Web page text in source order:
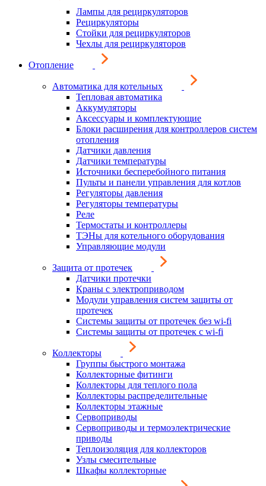
Лампы для рециркуляторов
Рециркуляторы
Стойки для рециркуляторов
Чехлы для рециркуляторов
Отопление
Автоматика для котельных
Тепловая автоматика
Аккумуляторы
Аксессуары и комплектующие
Блоки расширения для контроллеров систем
отопления
Датчики давления
Датчики температуры
Источники бесперебойного питания
Пульты и панели управления для котлов
Регуляторы давления
Регуляторы температуры
Реле
Термостаты и контроллеры
ТЭНы для котельного оборудования
Управляющие модули
Защита от протечек
Датчики протечки
Краны с электроприводом
Модули управления систем защиты от
протечек
Системы защиты от протечек без wi-fi
Системы защиты от протечек с wi-fi
Коллекторы
Группы быстрого монтажа
Коллекторные фитинги
Коллекторы для теплого пола
Коллекторы распределительные
Коллекторы этажные
Сервоприводы
Сервоприводы и термоэлектрические
приводы
Теплоизоляция для коллекторов
Узлы смесительные
Шкафы коллекторные